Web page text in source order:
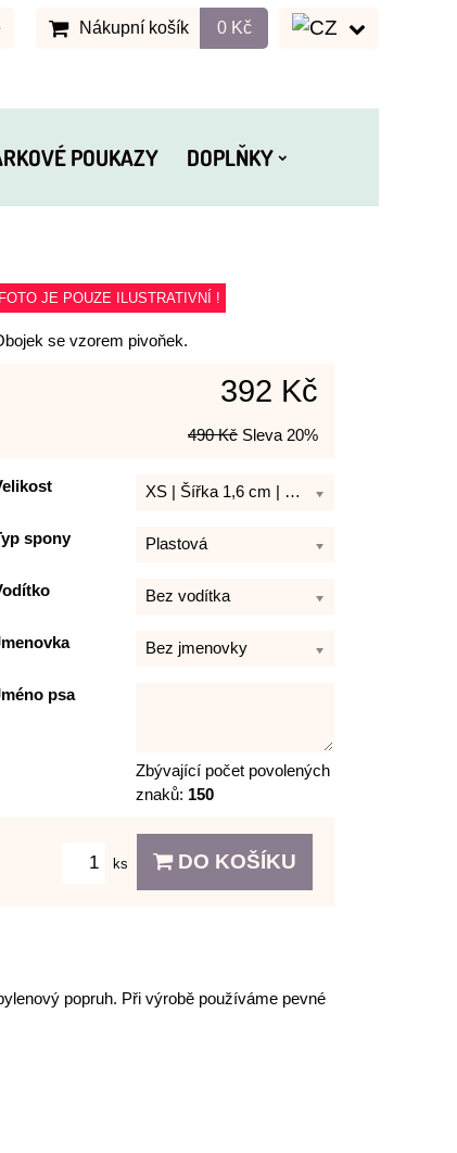
Nákupní košík 0 Kč
POUKAZY DOPLŇKY
FOTO JE POUZE ILUSTRATIVNÍ !
se vzorem pivoňek.
392 Kč
490 Kč Sleva 20%
XS | Šířka 1,6 cm | Délka 21 - 30 cm
spony Plastová
Bez vodítka
Bez jmenovky
psa
Zbývající počet povolených
znaků: 150
ks DO KOŠÍKU
popruh. Při výrobě používáme pevné